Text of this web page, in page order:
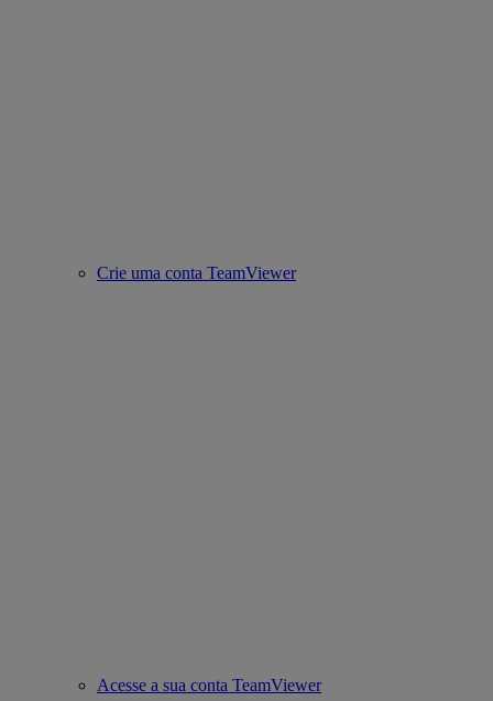
Crie uma conta TeamViewer
Acesse a sua conta TeamViewer